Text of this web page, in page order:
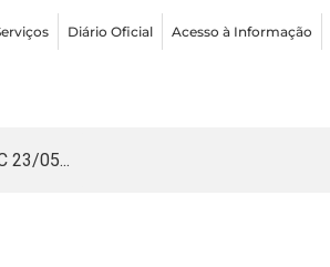
Diário Oficial Acesso à Informação
23/05...